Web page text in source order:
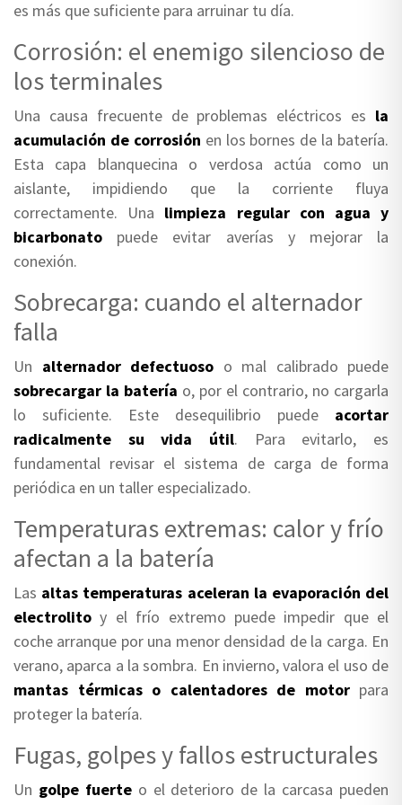
es más que suficiente para arruinar tu día.
Corrosión: el enemigo silencioso de
los terminales
Una causa frecuente de problemas eléctricos es la
acumulación de corrosión en los bornes de la batería.
Esta capa blanquecina o verdosa actúa como un
aislante, impidiendo que la corriente fluya
correctamente. Una limpieza regular con agua y
bicarbonato puede evitar averías y mejorar la
conexión.
Sobrecarga: cuando el alternador
falla
Un alternador defectuoso o mal calibrado puede
sobrecargar la batería o, por el contrario, no cargarla
lo suficiente. Este desequilibrio puede acortar
radicalmente su vida útil. Para evitarlo, es
fundamental revisar el sistema de carga de forma
periódica en un taller especializado.
Temperaturas extremas: calor y frío
afectan a la batería
Las altas temperaturas aceleran la evaporación del
electrolito y el frío extremo puede impedir que el
coche arranque por una menor densidad de la carga. En
verano, aparca a la sombra. En invierno, valora el uso de
mantas térmicas o calentadores de motorpara
proteger la batería.
Fugas, golpes y fallos estructurales
Un golpe fuerteo el deterioro de la carcasa pueden